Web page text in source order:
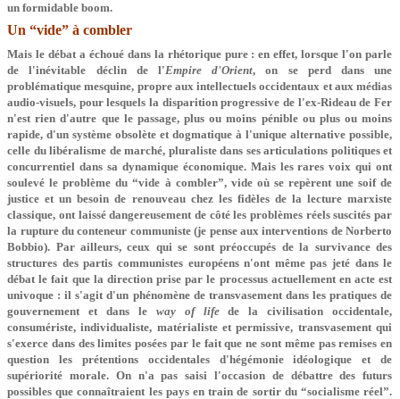
un formidable boom.
Un “vide” à combler
Mais le débat a échoué dans la rhétorique pure : en effet, lorsque l'on parle
de l'inévitable déclin de l'Empire d'Orient, on se perd dans une
problématique mesquine, propre aux intellectuels occidentaux et aux médias
audio-visuels, pour lesquels la disparition progressive de l'ex-Rideau de Fer
n'est rien d'autre que le passage, plus ou moins pénible ou plus ou moins
rapide, d'un système obsolète et dogmatique à l'unique alternative possible,
celle du libéralisme de marché, pluraliste dans ses articulations politiques et
concurrentiel dans sa dynamique économique. Mais les rares voix qui ont
soulevé le problème du “vide à combler”, vide où se repèrent une soif de
justice et un besoin de renouveau chez les fidèles de la lecture marxiste
classique, ont laissé dangereusement de côté les problèmes réels suscités par
la rupture du conteneur communiste (je pense aux interventions de Norberto
Bobbio). Par ailleurs, ceux qui se sont préoccupés de la survivance des
structures des partis communistes européens n'ont même pas jeté dans le
débat le fait que la direction prise par le processus actuellement en acte est
univoque : il s'agit d'un phénomène de transvasement dans les pratiques de
gouvernement et dans le way of lifede la civilisation occidentale,
consumériste, individualiste, matérialiste et permissive, transvasement qui
s'exerce dans des limites posées par le fait que ne sont même pas remises en
question les prétentions occidentales d'hégémonie idéologique et de
supériorité morale. On n'a pas saisi l'occasion de débattre des futurs
possibles que connaîtraient les pays en train de sortir du “socialisme réel”.